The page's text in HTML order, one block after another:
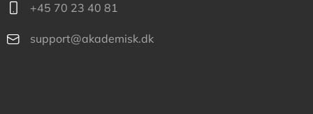
+45 70 23 40 81
support@akademisk.dk